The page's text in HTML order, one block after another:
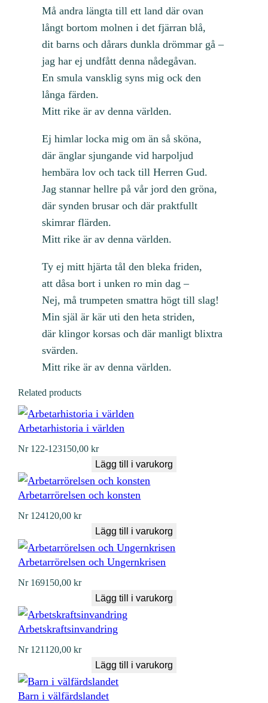
Må andra längta till ett land där ovan
långt bortom molnen i det fjärran blå,
dit barns och dårars dunkla drömmar gå –
jag har ej undfått denna nådegåvan.
En smula vansklig syns mig ock den
långa färden.
Mitt rike är av denna världen.
Ej himlar locka mig om än så sköna,
där änglar sjungande vid harpoljud
hembära lov och tack till Herren Gud.
Jag stannar hellre på vår jord den gröna,
där synden brusar och där praktfullt
skimrar flärden.
Mitt rike är av denna världen.
Ty ej mitt hjärta tål den bleka friden,
att dåsa bort i unken ro min dag –
Nej, må trumpeten smattra högt till slag!
Min själ är kär uti den heta striden,
där klingor korsas och där manligt blixtra
svärden.
Mitt rike är av denna världen.
Related products
Arbetarhistoria i världen
Nr 122-123150,00kr
Lägg till i varukorg
Arbetarrörelsen och konsten
Nr 124120,00kr
Lägg till i varukorg
Arbetarrörelsen och Ungernkrisen
Nr 169150,00kr
Lägg till i varukorg
Arbetskraftsinvandring
Nr 121 120,00kr
Lägg till i varukorg
Barn i välfärdslandet